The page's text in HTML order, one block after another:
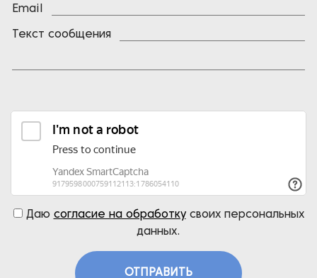
Email
Текст сообщения
Даю согласие на обработкусвоих персональных
данных.
ОТПРАВИТЬ